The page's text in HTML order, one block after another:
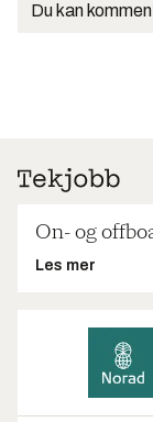
Du kan
On- og
Les mer